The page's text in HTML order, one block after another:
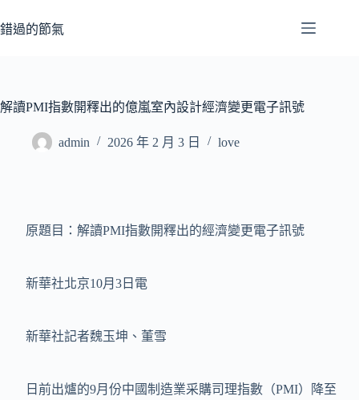
至
容
錯過的節氣
解讀PMI指數開釋出的億嵐室內設計經濟變更電子訊號
admin 2026 年 2 月 3 日 love
原題目：解讀PMI指數開釋出的經濟變更電子訊號
新華社北京10月3日電
新華社記者魏玉坤、董雪
日前出爐的9月份中國制造業采購司理指數（PMI）降至